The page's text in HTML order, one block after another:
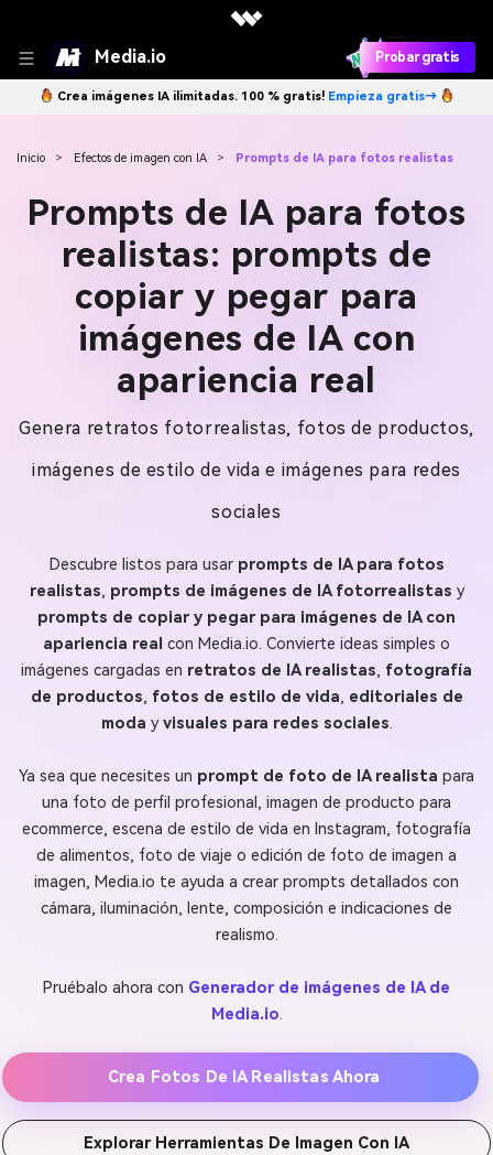
Media.io Probar gratis
Crea imágenes IA ilimitadas. 100 % gratis! Empieza gratis→
Inicio > Efectos de imagen con IA > Prompts de IA para fotos realistas
Prompts de IA para fotos
realistas: prompts de
copiar y pegar para
imágenes de IA con
apariencia real
Genera retratos fotorrealistas, fotos de productos,
imágenes de estilo de vida e imágenes para redes
sociales
Descubre listos para usar prompts de IA para fotos
realistas, prompts de imágenes de IA fotorrealistas y
prompts de copiar y pegar para imágenes de IA con
apariencia real con Media.io. Convierte ideas simples o
imágenes cargadas en retratos de IA realistas, fotografía
de productos, fotos de estilo de vida, editoriales de
moda yvisuales para redes sociales.
Ya sea que necesites un prompt de foto de IA realista para
una foto de perfil profesional, imagen de producto para
ecommerce, escena de estilo de vida en Instagram, fotografía
de alimentos, foto de viaje o edición de foto de imagen a
imagen, Media.io te ayuda a crear prompts detallados con
cámara, iluminación, lente, composición e indicaciones de
realismo.
Pruébalo ahora con Generador de imágenes de IA de
Media.io.
Crea Fotos De IA Realistas Ahora
Explorar Herramientas De Imagen Con IA